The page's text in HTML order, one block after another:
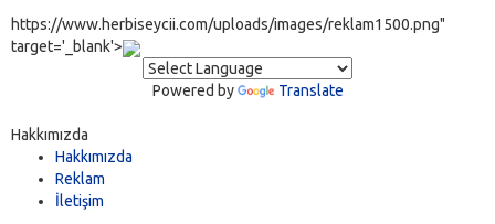
https://www.herbiseycii.com/uploads/images/reklam1500.png"
target='_blank'>
Powered by Translate
Hakkımızda
Hakkımızda
Reklam
İletişim